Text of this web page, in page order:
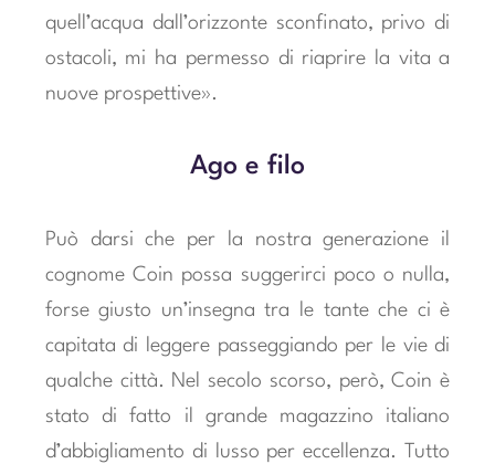
quell’acqua dall’orizzonte sconfinato, privo di
ostacoli, mi ha permesso di riaprire la vita a
nuove prospettive».
Ago e filo
Può darsi che per la nostra generazione il
cognome Coin possa suggerirci poco o nulla,
forse giusto un’insegna tra le tante che ci è
capitata di leggere passeggiando per le vie di
qualche città. Nel secolo scorso, però, Coin è
stato di fatto il grande magazzino italiano
d’abbigliamento di lusso per eccellenza. Tutto